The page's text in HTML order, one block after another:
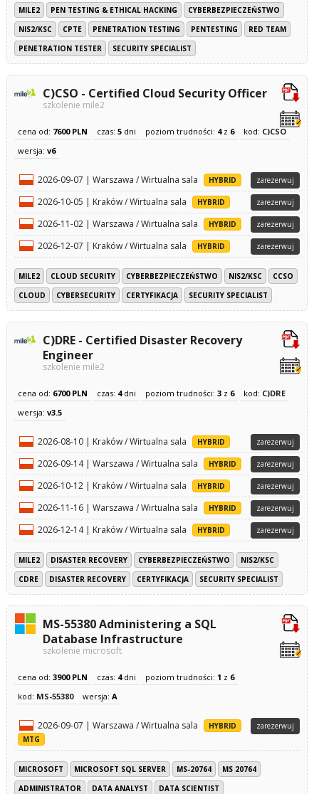
MILE2 PEN TESTING & ETHICAL HACKING
CYBERBEZPIECZEŃSTWO
NIS2/KSC
CPTE PENETRATION TESTING PENTESTING
RED TEAM
PENETRATION TESTER
SECURITY SPECIALIST
C)CSO - Certified Cloud Security Officer
szkolenie mile2
cena od: 7600 PLN czas: 5dni poziom trudności: 4z 6 kod: C)CSO
wersja: v6
2026-09-07 | Warszawa / Wirtualna sala HYBRID zarezerwuj
2026-10-05 | Kraków / Wirtualna sala HYBRID zarezerwuj
2026-11-02 | Warszawa / Wirtualna sala HYBRID zarezerwuj
2026-12-07 | Kraków / Wirtualna sala HYBRID zarezerwuj
MILE2 CLOUD SECURITY CYBERBEZPIECZEŃSTWO NIS2/KSC
CCSO
CLOUD
CYBERSECURITY CERTYFIKACJA SECURITY SPECIALIST
C)DRE - Certified Disaster Recovery
Engineer
szkolenie mile2
cena od: 6700 PLN czas: 4dni poziom trudności: 3z 6 kod: C)DRE
wersja: v3.5
2026-08-10 | Kraków / Wirtualna sala HYBRID zarezerwuj
2026-09-14 | Warszawa / Wirtualna sala HYBRID zarezerwuj
2026-10-12 | Kraków / Wirtualna sala HYBRID zarezerwuj
2026-11-16 | Warszawa / Wirtualna sala HYBRID zarezerwuj
2026-12-14 | Kraków / Wirtualna sala HYBRID zarezerwuj
MILE2 DISASTER RECOVERY CYBERBEZPIECZEŃSTWO
NIS2/KSC
CDRE
DISASTER RECOVERY CERTYFIKACJA SECURITY SPECIALIST
MS-55380 Administering a SQL
Database Infrastructure
szkolenie microsoft
cena od: 3900 PLN czas: 4dni poziom trudności: 1 z 6
kod: MS-55380 wersja: A
2026-09-07 | Warszawa / Wirtualna sala
HYBRID
MTG
zarezerwuj
MICROSOFT MICROSOFT SQL SERVER MS-20764
MS 20764
ADMINISTRATOR
DATA ANALYST DATA SCIENTIST